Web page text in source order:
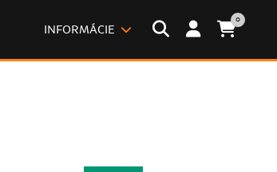
INFORMÁCIE
0